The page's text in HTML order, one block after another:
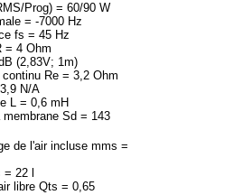
Prog) = 60/90 W
= -7000 Hz
fs = 45 Hz
= 4 Ohm
(2,83V; 1m)
Re = 3,2 Ohm
N/A
L = 0,6 mH
Sd = 143
de l'air incluse mms =
22 l
libre Qts = 0,65